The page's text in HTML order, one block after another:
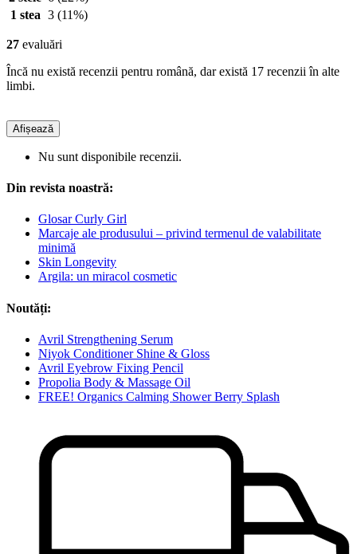
1 stea 3 (11%)
27 evaluări
Încă nu există recenzii pentru română, dar există 17 recenzii în alte
limbi.
Afișează
Nu sunt disponibile recenzii.
Din revista noastră:
Glosar Curly Girl
Marcaje ale produsului – privind termenul de valabilitate
minimă
Skin Longevity
Argila: un miracol cosmetic
Noutăți:
Avril Strengthening Serum
Niyok Conditioner Shine & Gloss
Avril Eyebrow Fixing Pencil
Propolia Body & Massage Oil
FREE! Organics Calming Shower Berry Splash